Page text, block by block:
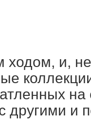
и,
на
другими и